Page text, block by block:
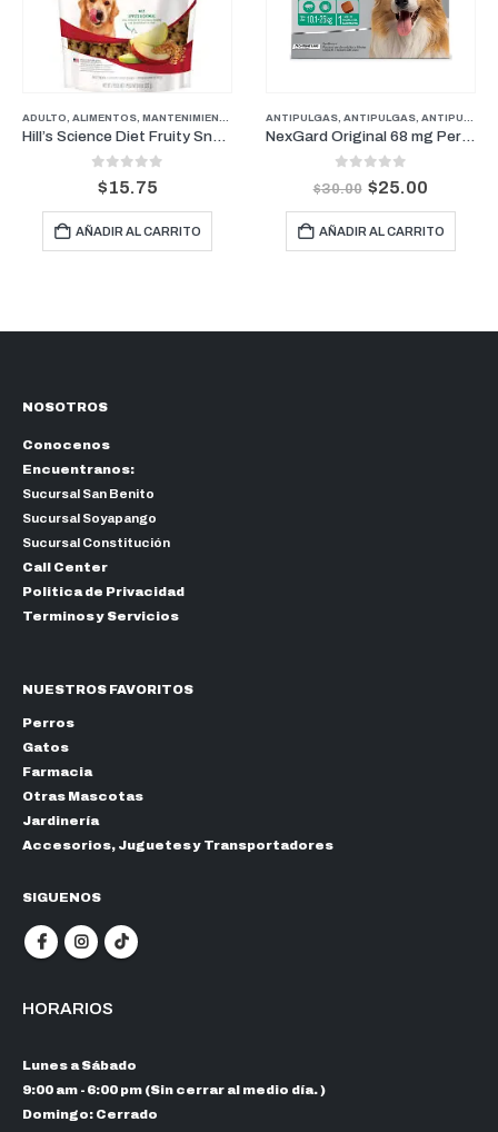
,PUPPY,SENIOR, TREATS
ADULTO ALIMENTOS MANTENIMIENTO PERROS,PUPPY ,SENIOR,TREATS
Hill’s Science Diet Fruity Snacks con Manzana y Avena 8 onz
out of 5
$15.75
AÑADIR AL CARRITO
ANTIPULGAS ANTIPULGAS ANTIPULGAS PERROS PESOS MEDIANOS
NexGard Original 68 mg Perros De 10.1 kg a 25 kg (1 Mes)
out of 5
$30.00 $25.00
AÑADIR AL CARRITO
NOSOTROS
Conocenos
Encuentranos:
Sucursal San Benito
Sucursal Soyapango
Sucursal Constitución
Call Center
Politica de Privacidad
Terminos y Servicios
NUESTROS FAVORITOS
Perros
Gatos
Farmacia
Otras Mascotas
Jardinería
Accesorios, Juguetes y Transportadores
SIGUENOS
HORARIOS
Lunes a Sábado
9:00 am - 6:00 pm (Sin cerrar al medio día. )
Domingo: Cerrado